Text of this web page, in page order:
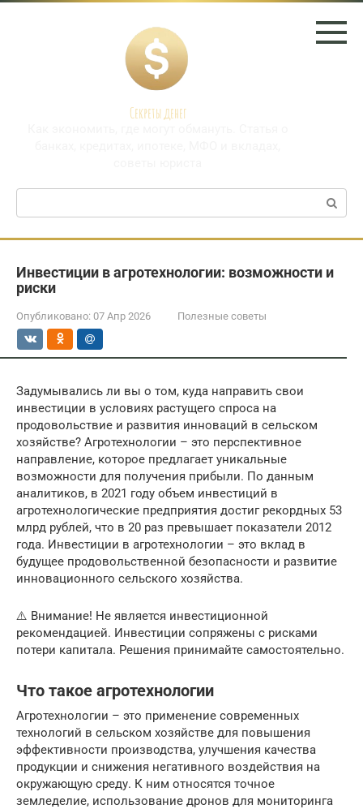
Перейти
Секреты денег
Поиск:
Инвестиции в агротехнологии: возможности и
риски
Опубликовано: 07 Апр 2026 Полезные советы
Задумывались ли вы о том, куда направить свои
инвестиции в условиях растущего спроса на
продовольствие и развития инноваций в сельском
хозяйстве? Агротехнологии – это перспективное
направление, которое предлагает уникальные
возможности для получения прибыли. По данным
аналитиков, в 2021 году объем инвестиций в
агротехнологические предприятия достиг рекордных 53
млрд рублей, что в 20 раз превышает показатели 2012
года. Инвестиции в агротехнологии – это вклад в
будущее продовольственной безопасности и развитие
инновационного сельского хозяйства.
⚠️ Внимание! Не является инвестиционной
рекомендацией. Инвестиции сопряжены с рисками
потери капитала. Решения принимайте самостоятельно.
Что такое агротехнологии
Агротехнологии – это применение современных
технологий в сельском хозяйстве для повышения
эффективности производства, улучшения качества
продукции и снижения негативного воздействия на
окружающую среду. К ним относятся точное
земледелие, использование дронов для мониторинга